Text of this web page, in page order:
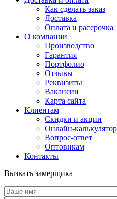
Как сделать заказ
Доставка
Оплата и рассрочка
О компании
Производство
Гарантия
Портфолио
Отзывы
Реквизиты
Вакансии
Карта сайта
Клиентам
Скидки и акции
Онлайн-калькулятор
Вопрос-ответ
Оптовикам
Контакты
Вызвать замерщика